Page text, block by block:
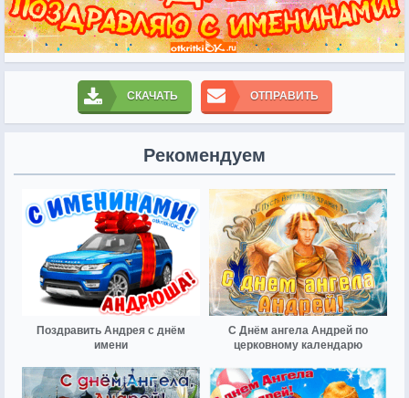
СКАЧАТЬ ОТПРАВИТЬ
Рекомендуем
Поздравить Андрея с днём
имени
С Днём ангела Андрей по
церковному календарю